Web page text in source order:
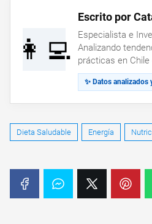
👩‍💻
Escrito por
Especialista e
Analizando
prácticas en Chile
✨ Datos
Dieta Saludable Energía